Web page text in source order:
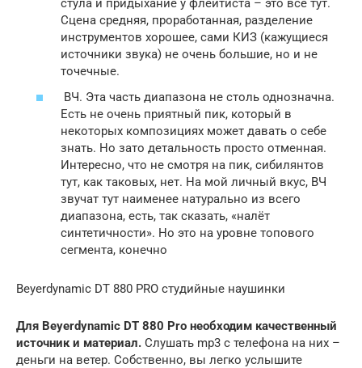
стула и придыхание у флейтиста – это всё тут.
Сцена средняя, проработанная, разделение
инструментов хорошее, сами КИЗ (кажущиеся
источники звука) не очень большие, но и не
точечные.
ВЧ. Эта часть диапазона не столь однозначна.
Есть не очень приятный пик, который в
некоторых композициях может давать о себе
знать. Но зато детальность просто отменная.
Интересно, что не смотря на пик, сибилянтов
тут, как таковых, нет. На мой личный вкус, ВЧ
звучат тут наименее натурально из всего
диапазона, есть, так сказать, «налёт
синтетичности». Но это на уровне топового
сегмента, конечно
Beyerdynamic DT 880 PRO студийные наушинки
Для Beyerdynamic DT 880 Pro необходим качественный
источник и материал. Слушать mp3 с телефона на них –
деньги на ветер. Собственно, вы легко услышите